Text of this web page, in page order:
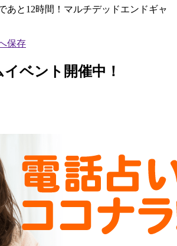
あと12時間！マルチデッドエンドギャ
ベント開催中！